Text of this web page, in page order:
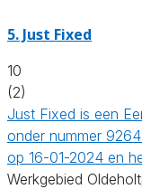
5. Just Fixed
10
(2)
Just Fixed is een
onder nummer
op 16-01-2024 en
Werkgebied